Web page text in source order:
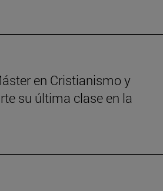
en Cristianismo y
su última clase en la